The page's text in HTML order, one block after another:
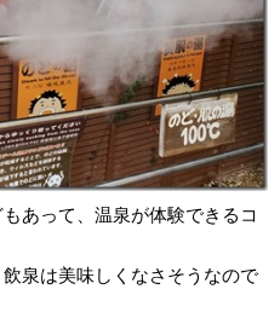
あって、温泉が体験できるコ
泉は美味しくなさそうなので